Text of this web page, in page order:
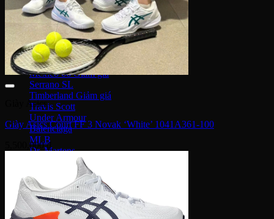
Converse 1970S
Converse Run Star
Onitsuka Tiger
Mexico 66
Serrano SL
Timberland
Travis Scott
Under Armour
Balenciaga
MLB
Dr. Martens
Off-White
Saucony
Gucci
Giày Asics
Giày Asics Court FF 3 Novak ‘White’ 1041A361-100
5,500,000₫